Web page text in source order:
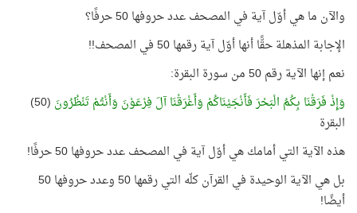
والآن ما هي أوّل آية في المصحف عدد حروفها 50 حرفًا؟
الإجابة المذهلة حقًّا أنها أوّل آية رقمها 50 في المصحف
!!
نعم إنها الآية رقم 50 من سورة البقرة
:
وَإِذْ فَرَقْنَا بِكُمُ الْبَحْرَ فَأَنْجَيْنَاكُمْ وَأَغْرَقْنَا آلَ فِرْعَوْنَ وَأَنْتُمْ تَنْظُرُونَ
(50)
البقرة
هذه الآية التي أمامك هي أوّل آية في المصحف عدد حروفها 50 حرفًا
!
بل هي الآية الوحيدة في القرآن كلّه التي رقمها 50 وعدد حروفها 50
أيضًا!